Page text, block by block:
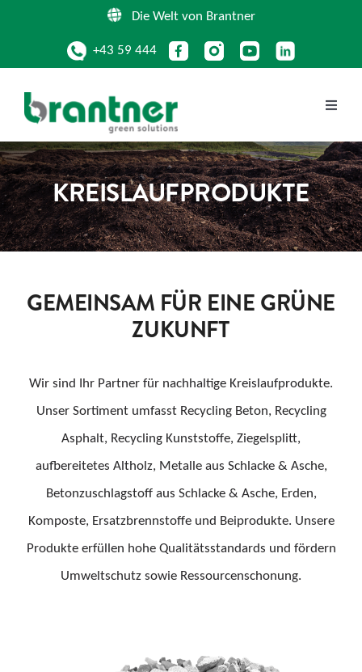
springen
Die Welt von Brantner
+43 59 444
Toggle
UNTERNEHMEN
LEISTUNGEN
KARRIERE
KONTAKT
nach:
KREISLAUF­PRODUKTE
GEMEINSAM FÜR EINE GRÜNE
ZUKUNFT
Wir sind Ihr Partner für nachhaltige Kreislaufprodukte.
Unser Sortiment umfasst Recycling Beton, Recycling
Asphalt, Recycling Kunststoffe, Ziegelsplitt,
aufbereitetes Altholz, Metalle aus Schlacke & Asche,
Betonzuschlagstoff aus Schlacke & Asche, Erden,
Komposte, Ersatzbrennstoffe und Beiprodukte. Unsere
Produkte erfüllen hohe Qualitätsstandards und fördern
Umweltschutz sowie Ressourcenschonung.